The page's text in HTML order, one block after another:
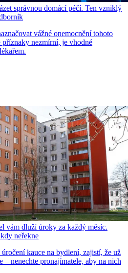
správnou domácí péčí. Ten vzniklý
vážné onemocnění tohoto
příznaky nezmírní, je vhodné
vám dluží úroky za každý měsíc.
neřekne
kauce na bydlení, zajistí, že už
– nenechte pronajímatele, aby na nich